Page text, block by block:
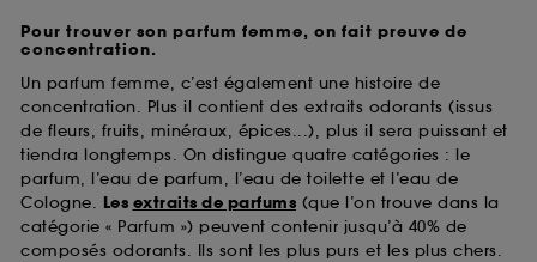
Pour trouver son parfum femme, on fait preuve de
concentration.
Un parfum femme, c’est également une histoire de
concentration. Plus il contient des extraits odorants (issus
de fleurs, fruits, minéraux, épices...), plus il sera puissant et
tiendra longtemps. On distingue quatre catégories : le
parfum, l’eau de parfum, l’eau de toilette et l’eau de
Cologne. Les extraits de parfums (que l’on trouve dans la
catégorie « Parfum ») peuvent contenir jusqu’à 40% de
composés odorants. Ils sont les plus purs et les plus chers.